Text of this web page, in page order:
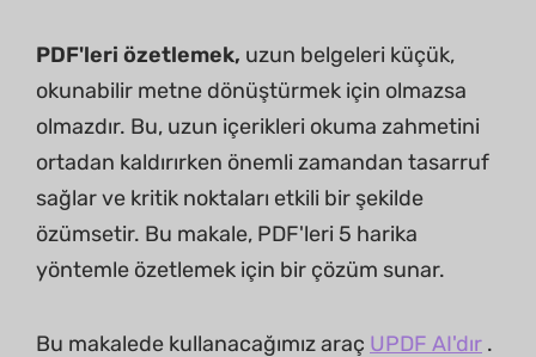
PDF'leri özetlemek, uzun belgeleri küçük,
okunabilir metne dönüştürmek için olmazsa
olmazdır. Bu, uzun içerikleri okuma zahmetini
ortadan kaldırırken önemli zamandan tasarruf
sağlar ve kritik noktaları etkili bir şekilde
özümsetir. Bu makale, PDF'leri 5 harika
yöntemle özetlemek için bir çözüm sunar.
Bu makalede kullanacağımız araç UPDF AI'dır .